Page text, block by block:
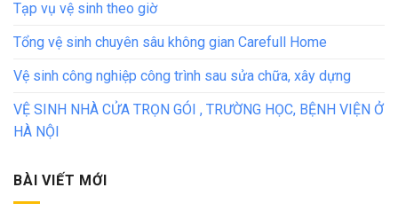
Tạp vụ vệ sinh theo giờ
Tổng vệ sinh chuyên sâu không gian Carefull Home
Vệ sinh công nghiệp công trình sau sửa chữa, xây dựng
VỆ SINH NHÀ CỬA TRỌN GÓI , TRƯỜNG HỌC, BỆNH VIỆN Ở
HÀ NỘI
BÀI VIẾT MỚI